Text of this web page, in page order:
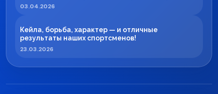
регионе
03.04.2026
Кейла, борьба, характер — и отличные
результаты наших спортсменов!
23.03.2026